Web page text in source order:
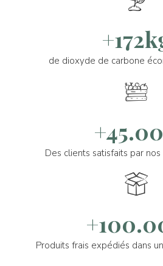
de dioxyde de carbone
Des clients satisfaits par
Produits frais expédiés dans